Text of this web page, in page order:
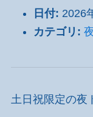
日付: 2026
カテゴリ:
土日祝限定の夜